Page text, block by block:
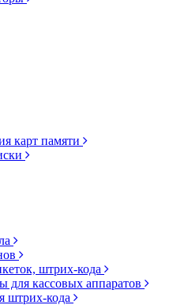
карт памяти
штрих-кода
для кассовых аппаратов
штрих-кода